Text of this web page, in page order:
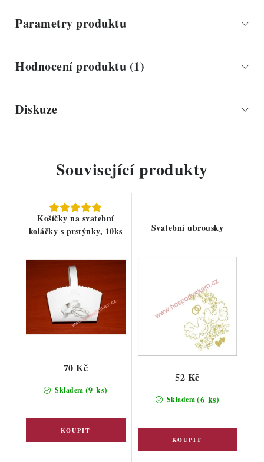
Parametry produktu
Hodnocení produktu (1)
Diskuze
Související produkty
Košíčky na svatební
koláčky s prstýnky, 10ks
Skladem (9 ks)
70 Kč
Svatební ubrousky
Skladem(6 ks)
52 Kč